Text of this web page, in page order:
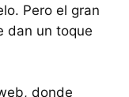
Pero el gran
dan un toque
donde